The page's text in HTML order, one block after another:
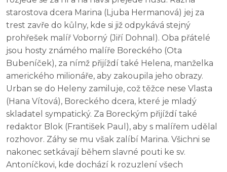
starostova dcera Marina (Ljuba Hermanová) jej za
trest zavře do kůlny, kde si již odpykává stejný
prohřešek malíř Voborný (Jiří Dohnal). Oba přátelé
jsou hosty známého malíře Boreckého (Ota
Bubeníček), za nímž přijíždí také Helena, manželka
amerického milionáře, aby zakoupila jeho obrazy.
Urban se do Heleny zamiluje, což těžce nese Vlasta
(Hana Vítová), Boreckého dcera, které je mladý
skladatel sympatický. Za Boreckým přijíždí také
redaktor Blok (František Paul), aby s malířem udělal
rozhovor. Záhy se mu však zalíbí Marina. Všichni se
nakonec setkávají během slavné pouti ke sv.
Antoníčkovi, kde dochází k rozuzlení všech